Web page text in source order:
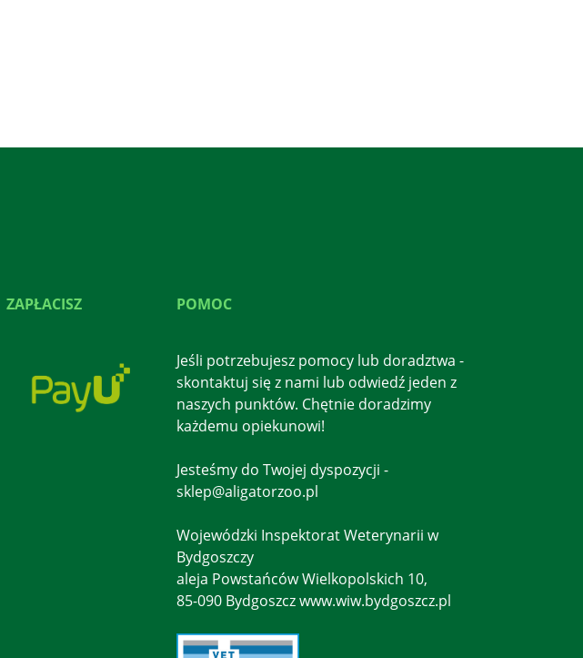
ZAPŁACISZ POMOC
Jeśli potrzebujesz pomocy lub doradztwa -
skontaktuj się z nami lub odwiedź jeden z
naszych punktów. Chętnie doradzimy
każdemu opiekunowi!
Jesteśmy do Twojej dyspozycji -
sklep@aligatorzoo.pl
Wojewódzki Inspektorat Weterynarii w
Bydgoszczy
aleja Powstańców Wielkopolskich 10,
85-090 Bydgoszcz www.wiw.bydgoszcz.pl